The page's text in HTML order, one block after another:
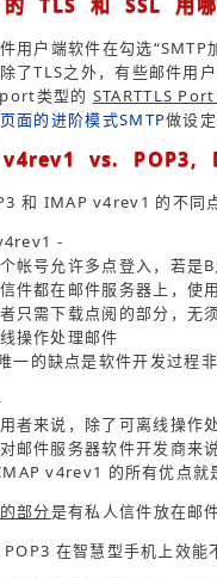
用户端软件在勾选
了TLS之外，有些邮件用
类型的 STARTTLS
面的进阶模式SMTP做设定
vs. POP3,
和 IMAP v4rev1 的不同
-
帐号允许多点登入，若是
件都在邮件服务器上，使
只需下载点阅的部分，无
操作处理邮件
一的缺点是软件开发过程
者来说，除了可离线操作
邮件服务器软件开发商来
v4rev1 的所有优点就
部分是有私人信件放在邮
在智慧型手机上效能